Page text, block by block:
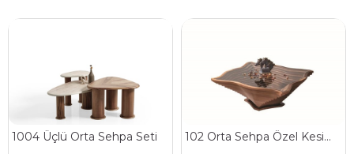
1004 Üçlü Orta Sehpa Seti 102 Orta Sehpa Özel Kesim Doğal Ahşap Gövde Cam Üst Tabla